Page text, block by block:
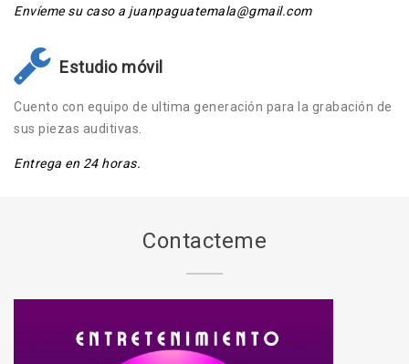
Envíeme su caso a juanpaguatemala@gmail.com
Estudio móvil
Cuento con equipo de ultima generación para la grabación de
sus piezas auditivas.
Entrega en 24 horas.
Contacteme